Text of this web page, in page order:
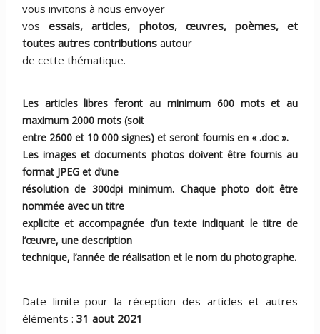
vous invitons à nous envoyer
vos essais, articles, photos, œuvres, poèmes, et
toutes autres contributionsautour
de cette thématique.
Les articles libres feront au minimum 600 mots et au
maximum 2000 mots (soit
entre 2600 et 10 000 signes) et seront fournis en « .doc ».
Les images et documents photos doivent être fournis au
format JPEG et d’une
résolution de 300dpi minimum. Chaque photo doit être
nommée avec un titre
explicite et accompagnée d’un texte indiquant le titre de
l’œuvre, une description
technique, l’année de réalisation et le nom du photographe.
Date limite pour la réception des articles et autres
éléments : 31 aout 2021